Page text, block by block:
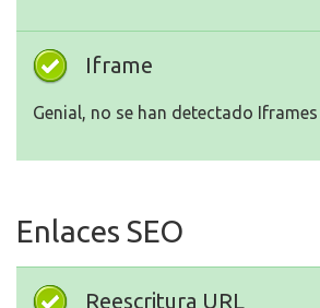
Iframe
Genial, no se han detectado
Enlaces SEO
Reescritura URL